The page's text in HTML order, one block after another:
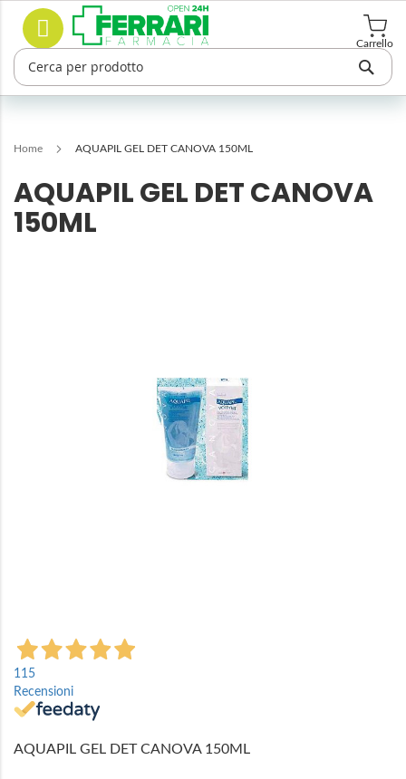
Salta
contenuto
Carrello
Cerca
Home AQUAPIL GEL DET CANOVA 150ML
AQUAPIL GEL DET CANOVA
150ML
Vai
all'inizio
della
galleria
di
115
Recensioni
AQUAPIL GEL DET CANOVA 150ML